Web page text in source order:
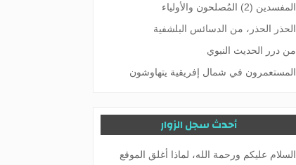
المفسدين (2) المُصلحون والأولياء
الحذر الحذر، من الدسائس البلشفية
من درر الحديث النبوي
المستعمرون في شمال إفريقية يتهاوشون
أحدث سجل الزوار
السلام عليكم ورحمة الله، لماذا أغلق الموقع